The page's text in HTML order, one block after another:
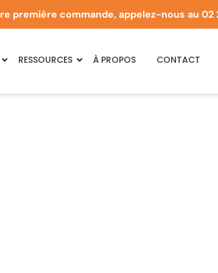
première commande, appelez-nous au 02
RESSOURCES À PROPOS CONTACT